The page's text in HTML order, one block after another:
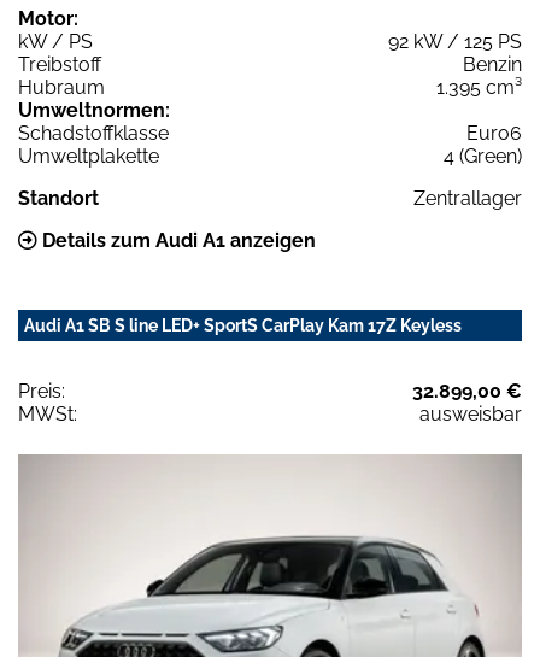
Motor:
kW / PS
92 kW / 125 PS
Treibstoff
Benzin
Hubraum
1.395 cm³
Umweltnormen:
Schadstoffklasse
Euro6
Umweltplakette
4 (Green)
Standort
Zentrallager
Details zum Audi A1 anzeigen
Audi A1 SB S line LED+ SportS CarPlay Kam 17Z Keyless
Preis:
32.899,00 €
MWSt:
ausweisbar